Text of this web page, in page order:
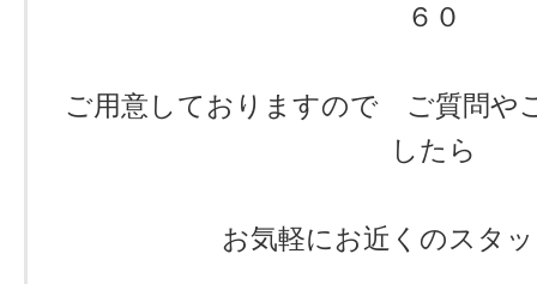
６０
ご用意しておりますので ご質問や
したら
お気軽にお近くのスタ